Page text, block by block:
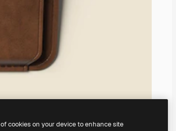
cookies on your device to enhance site